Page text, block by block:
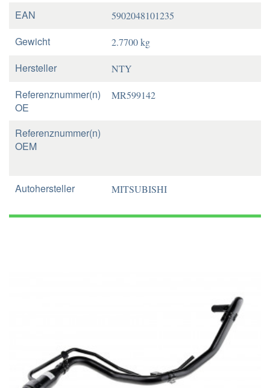
EAN 5902048101235
Gewicht 2.7700 kg
Hersteller NTY
Referenznummer(n)
OE
MR599142
Referenznummer(n)
OEM
Autohersteller MITSUBISHI